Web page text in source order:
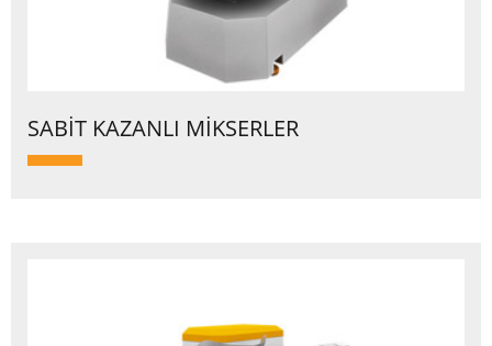
SABİT KAZANLI MİKSERLER